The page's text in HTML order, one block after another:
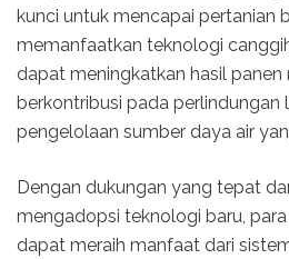
kunci untuk mencapai pertanian
memanfaatkan teknologi
dapat meningkatkan hasil panen
berkontribusi pada perlindungan
pengelolaan sumber daya air
Dengan dukungan yang tepat
mengadopsi teknologi baru,
dapat meraih manfaat dari